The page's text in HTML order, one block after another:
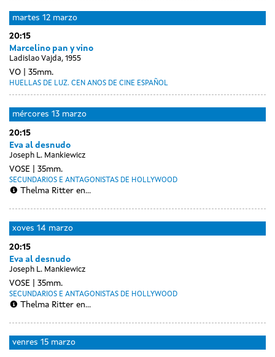
luns
11
marzo
Day
without
sessions
martes 12 marzo
20:15
Marcelino pan y vino
Ladislao Vajda, 1955
VO 35mm.
HUELLAS DE LUZ. CEN ANOS DE CINE ESPAÑOL
mércores 13 marzo
20:15
Eva al desnudo
Joseph L. Mankiewicz
VOSE 35mm.
SECUNDARIOS E ANTAGONISTAS DE HOLLYWOOD
Thelma Ritter en...
xoves 14 marzo
20:15
Eva al desnudo
Joseph L. Mankiewicz
VOSE 35mm.
SECUNDARIOS E ANTAGONISTAS DE HOLLYWOOD
Thelma Ritter en...
venres 15 marzo